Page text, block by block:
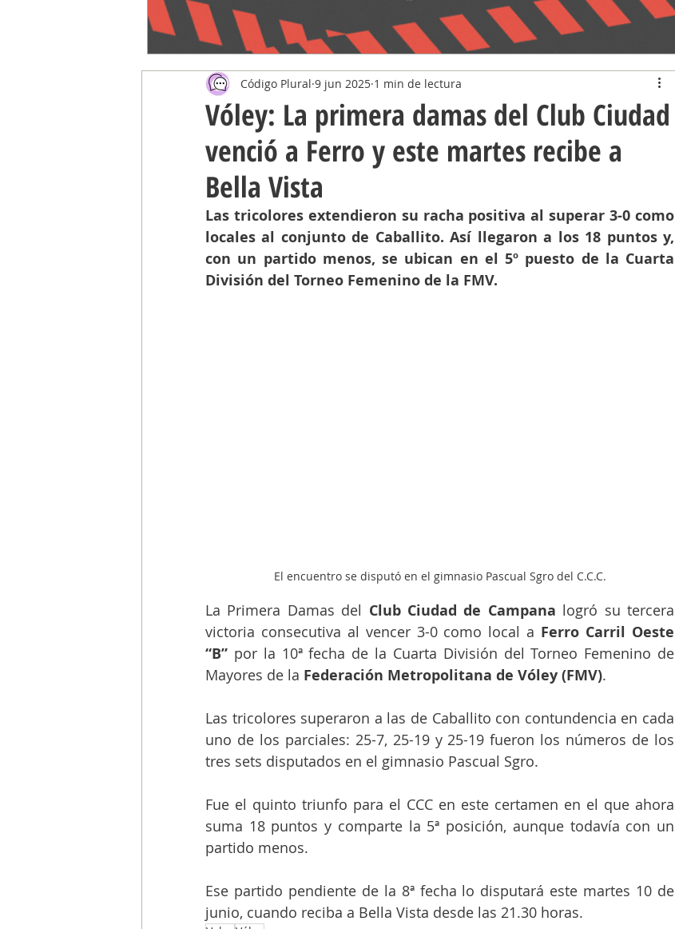
Vóley: La primera damas del Club Ciudad
venció a Ferro y este martes recibe a
Bella Vista
Código Plural 9 jun 2025 1 min de lectura
Las tricolores extendieron su racha positiva al superar 3-0 como
locales al conjunto de Caballito. Así llegaron a los 18 puntos y,
con un partido menos, se ubican en el 5º puesto de la Cuarta
División del Torneo Femenino de la FMV.
El encuentro se disputó en el gimnasio Pascual Sgro del C.C.C.
La Primera Damas del Club Ciudad de Campana logró su tercera
victoria consecutiva al vencer 3-0 como local a Ferro Carril Oeste
“B” por la 10ª fecha de la Cuarta División del Torneo Femenino de
Mayores de la Federación Metropolitana de Vóley (FMV).
Las tricolores superaron a las de Caballito con contundencia en cada
uno de los parciales: 25-7, 25-19 y 25-19 fueron los números de los
tres sets disputados en el gimnasio Pascual Sgro.
Fue el quinto triunfo para el CCC en este certamen en el que ahora
suma 18 puntos y comparte la 5ª posición, aunque todavía con un
partido menos.
Ese partido pendiente de la 8ª fecha lo disputará este martes 10 de
junio, cuando reciba a Bella Vista desde las 21.30 horas.